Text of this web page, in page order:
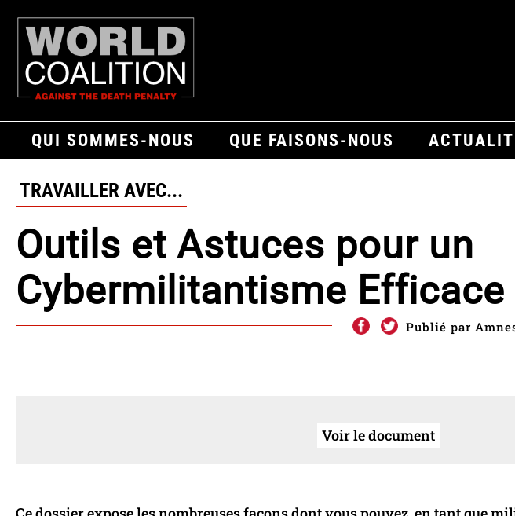
QUI SOMMES-NOUS QUE FAISONS-NOUS
TRAVAILLER AVEC...
Outils et Astuces pour un
Cybermilitantisme Efficace
Publié par
Voir le document